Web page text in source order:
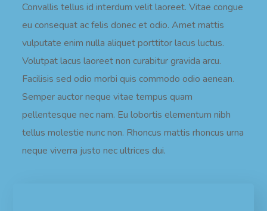
Convallis tellus id interdum velit laoreet. Vitae congue
eu consequat ac felis donec et odio. Amet mattis
vulputate enim nulla aliquet porttitor lacus luctus.
Volutpat lacus laoreet non curabitur gravida arcu.
Facilisis sed odio morbi quis commodo odio aenean.
Semper auctor neque vitae tempus quam
pellentesque nec nam. Eu lobortis elementum nibh
tellus molestie nunc non. Rhoncus mattis rhoncus urna
neque viverra justo nec ultrices dui.